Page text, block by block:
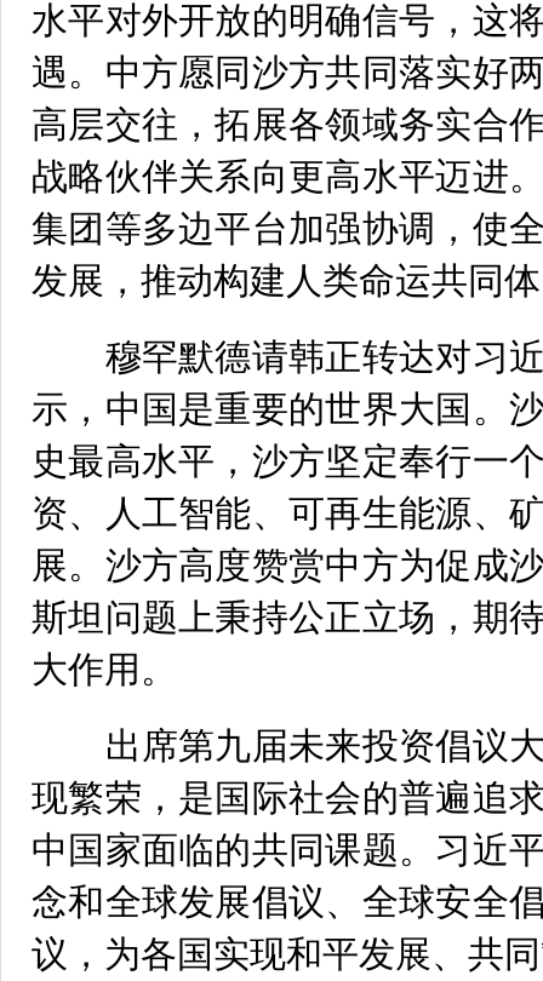
水平对外开放的明确信号，这
遇。中方愿同沙方共同落实好
高层交往，拓展各领域务实合
战略伙伴关系向更高水平迈进
集团等多边平台加强协调，使
发展，推动构建人类命运共同
穆罕默德请韩正转达对习近
示，中国是重要的世界大国。
史最高水平，沙方坚定奉行一
资、人工智能、可再生能源、
展。沙方高度赞赏中方为促成
斯坦问题上秉持公正立场，期
大作用。
出席第九届未来投资倡议大
现繁荣，是国际社会的普遍追
中国家面临的共同课题。习近
念和全球发展倡议、全球安全
议，为各国实现和平发展、共